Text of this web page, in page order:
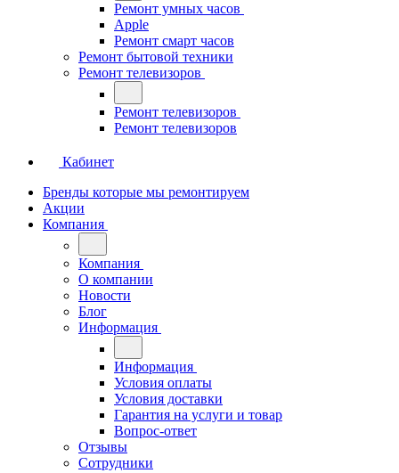
Ремонт умных часов
Apple
Ремонт смарт часов
Ремонт бытовой техники
Ремонт телевизоров
Ремонт телевизоров
Ремонт телевизоров
Кабинет
Бренды которые мы ремонтируем
Акции
Компания
Компания
О компании
Новости
Блог
Информация
Информация
Условия оплаты
Условия доставки
Гарантия на услуги и товар
Вопрос-ответ
Отзывы
Сотрудники